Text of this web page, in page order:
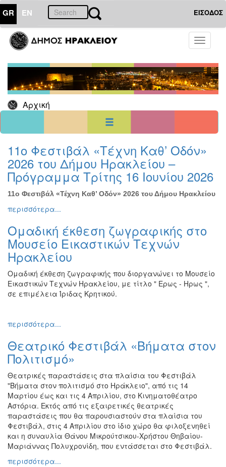
GR EN ΕΙΣΟΔΟΣ
Toggle
Αρχική
26Μάρτιος
2017
Τρι Τετ Πεμ Παρ Σαβ
1 2 3
4
5
12
13 14 15 16 17
18
25
ΗΜΕΡΟΛΟΓΙΟ
ΕΚΔΗΛΩΣΕΩΝ
Χριστούγεννα
-
Πρωτοχρονιά
Ζωγραφική
Φωτογραφία
Τραγούδι
Μουσική
Κινηματογράφος
Θέατρο
Ειδών
Συνέδρια
Ημερίδες
-
Διημερίδες
Σεμινάρια-
Διαλέξεις-
Ομιλίες
Διάφορες
Εκθέσεις
11ο Φεστιβάλ «Τέχνη Καθ’ Οδόν»
2026 του Δήμου Ηρακλείου –
Πρόγραμμα Τρίτης 16 Ιουνίου 2026
11ο Φεστιβάλ «Τέχνη Καθ’ Οδόν» 2026 του Δήμου Ηρακλείου
περισσότερα...
Ομαδική έκθεση ζωγραφικής στο
Μουσείο Εικαστικών Τεχνών
Ηρακλείου
Ομαδική έκθεση ζωγραφικής που διοργανώνει το Μουσείο
Εικαστικών Τεχνών Ηρακλείου, με τίτλο " Ερως - Ηρως ",
σε επιμέλεια Ίριδας Κρητικού.
περισσότερα...
Θεατρικό Φεστιβάλ «Βήματα στον
Πολιτισμό»
Θεατρικές παραστάσεις στα πλαίσια του Φεστιβάλ
"Βήματα στον πολιτισμό στο Ηράκλειο", από τις 14
Μαρτίου έως και τις 4 Απριλίου, στο Κινηματοθέατρο
Αστόρια. Εκτός από τις εξαιρετικές θεατρικές
παραστάσεις που θα παρουσιαστούν στα πλαίσια του
Φεστιβάλ, στις 4 Απριλίου στο ίδιο χώρο θα φιλοξενηθεί
και η συναυλία Θάνου Μικρούτσικου-Χρήστου Θηβαίου-
Μαριάννας Πολυχρονίδη, που εντάσσεται στο Φεστιβάλ.
περισσότερα...